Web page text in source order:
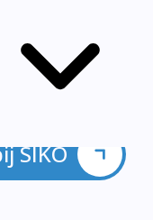
SIKO